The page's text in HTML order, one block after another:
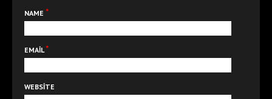
NAME *
EMAIL*
WEBSITE